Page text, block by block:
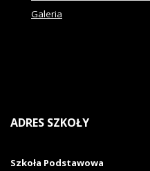
Galeria
ADRES SZKOŁY
Szkoła Podstawowa